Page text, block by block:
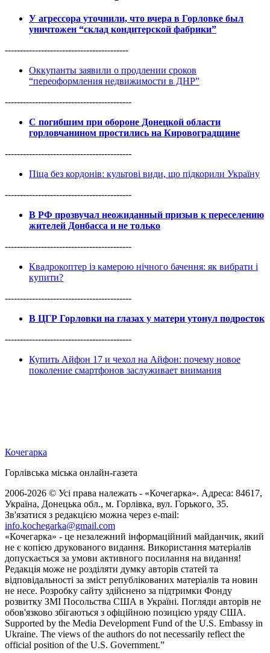
У агрессора уточнили, что вчера в Горловке был
уничтожен “склад кондитерской фабрики”
-----------------------------------------
Оккупанты заявили о продлении сроков
“переоформления недвижимости в ДНР”
------------------------------------------
С погибшим при обороне Донецкой области
горловчанином простились на Кировоградщине
------------------------------------------
Піца без кордонів: культові види, що підкорили Україну
------------------------------------------
В РФ прозвучал неожиданный призыв к переселению
жителей Донбасса и не только
------------------------------------------
Квадрокоптер із камерою нічного бачення: як вибрати і
купити?
------------------------------------------
В ЦГР Горловки на глазах у матери утонул подросток
------------------------------------------
Купить Айфон 17 и чехол на Айфон: почему новое
поколение смартфонов заслуживает внимания
Кочегарка
Горлівська міська онлайн-газета
2006-2026 © Усі права належать - «Кочегарка». Адреса: 84617,
Україна, Донецька обл., м. Горлівка, вул. Горького, 35.
Зв'язатися з редакцією можна через e-mail:
info.kochegarka@gmail.com
«Кочегарка» - це незалежний інформаційний майданчик, який
не є копією друкованого видання. Використання матеріалів
допускається за умови активного посилання на видання!
Редакція може не розділяти думку авторів статей та
відповідальності за зміст републікованих матеріалів та новин
не несе. Розробку сайту здійснено за підтримки Фонду
розвитку ЗМІ Посольства США в Україні. Погляди авторів не
обов'язково збігаються з офіційною позицією уряду США.
Supported by the Media Development Fund of the U.S. Embassy in
Ukraine. The views of the authors do not necessarily reflect the
official position of the U.S. Government.”